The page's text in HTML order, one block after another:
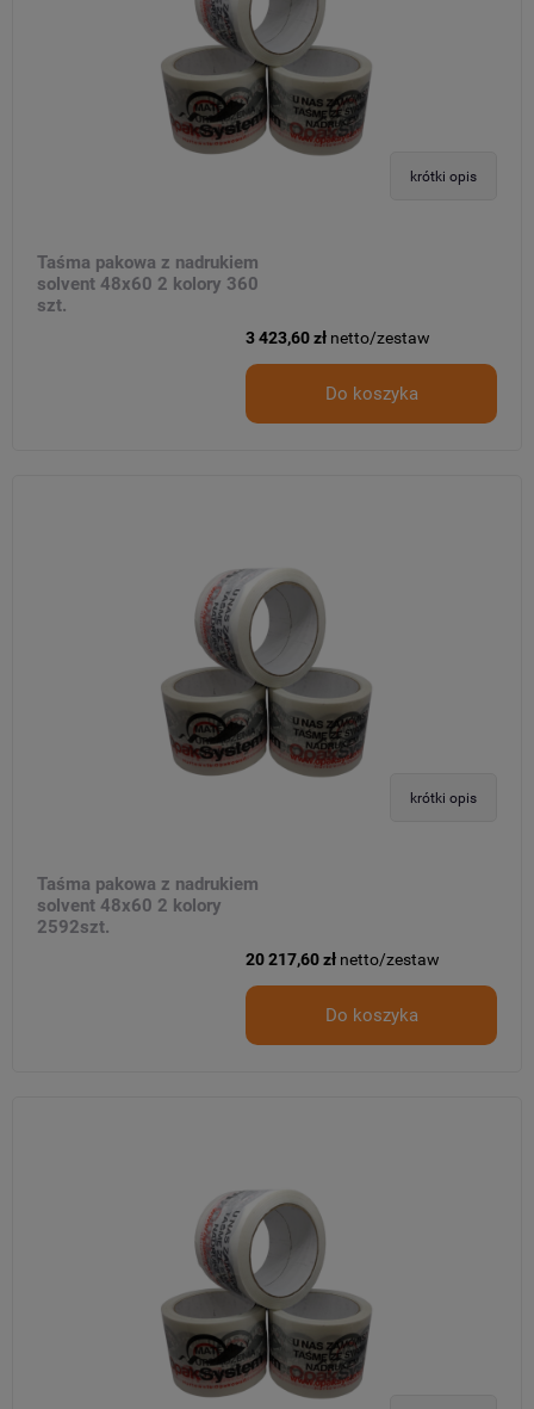
krótki opis
Taśma pakowa z nadrukiem
solvent 48x60 2 kolory 360
szt.
3 423,60 zł netto/zestaw
Do koszyka
krótki opis
Taśma pakowa z nadrukiem
solvent 48x60 2 kolory
2592szt.
20 217,60 zł netto/zestaw
Do koszyka